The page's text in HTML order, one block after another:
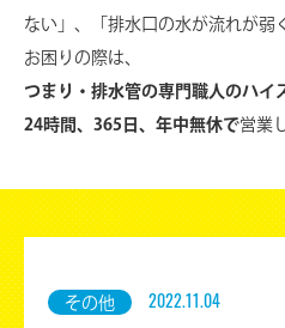
ない」、
「排水口の水が流れが
お困りの際は、
つまり・排水管の専門職人のハイ
24時間、365日、年中無休で営業
その他 2022.11.04